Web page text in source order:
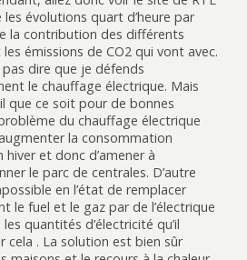
évolutions quart d’heure par
la contribution des différents
émissions de CO2 qui vont avec.
dire que je défends
le chauffage électrique. Mais
que ce soit pour de bonnes
du chauffage électrique
la consommation
hiver et donc d’amener à
le parc de centrales. D’autre
en l’état de remplacer
le fuel et le gaz par de l’électrique
quantités d’électricité qu’il
cela . La solution est bien sûr